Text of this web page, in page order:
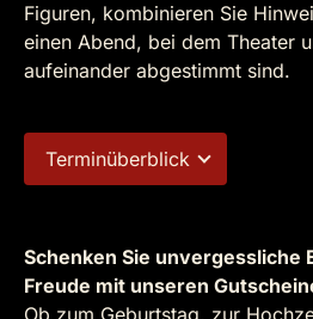
Figuren, kombinieren Sie
einen Abend, bei dem Theater
aufeinander abgestimmt sind.
Terminüberblick
Schenken Sie unvergessliche
Freude mit unseren
Ob zum Geburtstag, zur